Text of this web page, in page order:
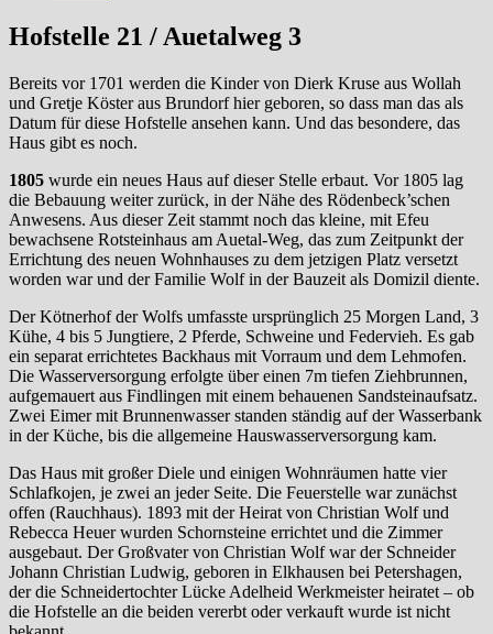
Hofstelle 21 / Auetalweg 3
Bereits vor 1701 werden die Kinder von Dierk Kruse aus Wollah
und Gretje Köster aus Brundorf hier geboren, so dass man das als
Datum für diese Hofstelle ansehen kann. Und das besondere, das
Haus gibt es noch.
1805 wurde ein neues Haus auf dieser Stelle erbaut. Vor 1805 lag
die Bebauung weiter zurück, in der Nähe des Rödenbeck’schen
Anwesens. Aus dieser Zeit stammt noch das kleine, mit Efeu
bewachsene Rotsteinhaus am Auetal-Weg, das zum Zeitpunkt der
Errichtung des neuen Wohnhauses zu dem jetzigen Platz versetzt
worden war und der Familie Wolf in der Bauzeit als Domizil diente.
Der Kötnerhof der Wolfs umfasste ursprünglich 25 Morgen Land, 3
Kühe, 4 bis 5 Jungtiere, 2 Pferde, Schweine und Federvieh. Es gab
ein separat errichtetes Backhaus mit Vorraum und dem Lehmofen.
Die Wasserversorgung erfolgte über einen 7m tiefen Ziehbrunnen,
aufgemauert aus Findlingen mit einem behauenen Sandsteinaufsatz.
Zwei Eimer mit Brunnenwasser standen ständig auf der Wasserbank
in der Küche, bis die allgemeine Hauswasserversorgung kam.
Das Haus mit großer Diele und einigen Wohnräumen hatte vier
Schlafkojen, je zwei an jeder Seite. Die Feuerstelle war zunächst
offen (Rauchhaus). 1893 mit der Heirat von Christian Wolf und
Rebecca Heuer wurden Schornsteine errichtet und die Zimmer
ausgebaut. Der Großvater von Christian Wolf war der Schneider
Johann Christian Ludwig, geboren in Elkhausen bei Petershagen,
der die Schneidertochter Lücke Adelheid Werkmeister heiratet – ob
die Hofstelle an die beiden vererbt oder verkauft wurde ist nicht